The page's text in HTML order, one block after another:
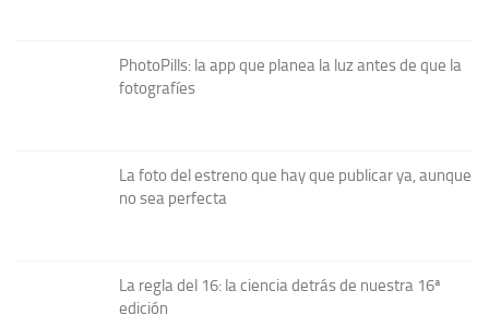
PhotoPills: la app que planea la luz antes de que la
fotografíes
La foto del estreno que hay que publicar ya, aunque
no sea perfecta
La regla del 16: la ciencia detrás de nuestra 16ª
edición